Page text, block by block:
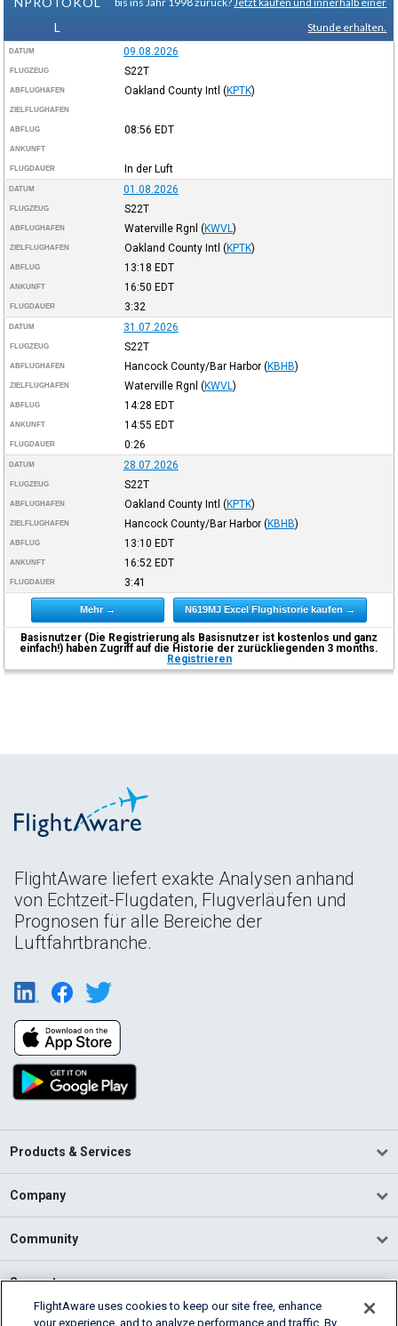
L
Stunde erhalten.
DATUM 09.08.2026
FLUGZEUG S22T
ABFLUGHAFEN Oakland County Intl (KPTK)
ZIELFLUGHAFEN
ABFLUG 08:56 EDT
ANKUNFT
FLUGDAUER In der Luft
DATUM 01.08.2026
FLUGZEUG S22T
ABFLUGHAFEN Waterville Rgnl (KWVL )
ZIELFLUGHAFEN Oakland County Intl (KPTK)
ABFLUG 13:18 EDT
ANKUNFT 16:50 EDT
FLUGDAUER 3:32
DATUM 31.07.2026
FLUGZEUG S22T
ABFLUGHAFEN Hancock County/Bar Harbor (KBHB)
ZIELFLUGHAFEN Waterville Rgnl (KWVL )
ABFLUG 14:28 EDT
ANKUNFT 14:55 EDT
FLUGDAUER 0:26
DATUM 28.07.2026
FLUGZEUG S22T
ABFLUGHAFEN Oakland County Intl (KPTK)
ZIELFLUGHAFEN Hancock County/Bar Harbor (KBHB)
ABFLUG 13:10 EDT
ANKUNFT 16:52 EDT
FLUGDAUER 3:41
Mehr → N619MJ Excel Flughistorie kaufen →
Basisnutzer (Die Registrierung als Basisnutzer ist kostenlos und ganz
einfach!) haben Zugriff auf die Historie der zurückliegenden 3 months.
Registrieren
FlightAware liefert exakte Analysen anhand
von Echtzeit-Flugdaten, Flugverläufen und
Prognosen für alle Bereiche der
Luftfahrtbranche.
Products & Services
Company
Community
Support
FlightAware uses cookies to keep our site free, enhance
your experience, and to analyze performance and traffic. By